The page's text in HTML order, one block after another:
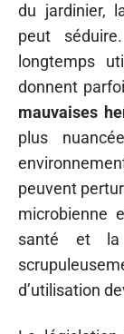
du jardinier,
peut
longtemps
donnent
mauvaises
plus
peuvent
microbienne
santé et la
d’utilisation